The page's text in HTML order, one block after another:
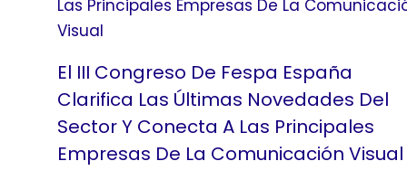
El III Congreso De Fespa España
Clarifica Las Últimas Novedades Del
Sector Y Conecta A Las Principales
Empresas De La Comunicación Visual